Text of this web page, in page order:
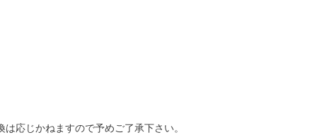
応じかねますので予めご了承下さい。